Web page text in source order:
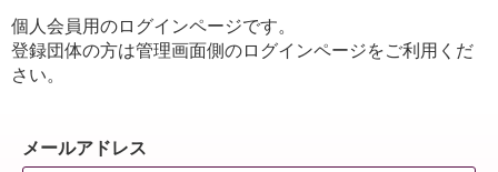
個人会員用のログインページです。
登録団体の方は管理画面側のログインページをご利用くだ
さい。
メールアドレス